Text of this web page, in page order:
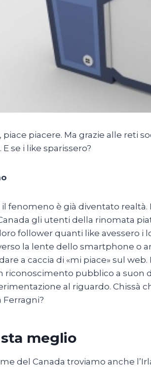
piace piacere. Ma grazie alle reti
E se i like sparissero?
il fenomeno è già diventato
gli utenti della rinomata
follower quanti like avessero i
la lente dello smartphone o
a caccia di «mi piace» sul
riconoscimento pubblico a suon
al riguardo. Chissà
Ferragni?
meglio
del Canada troviamo anche